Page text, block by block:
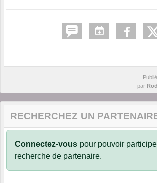
par
RECHERCHEZ UN
Connectez-vous pour pouvoir
recherche de partenaire.